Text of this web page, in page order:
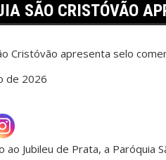
SÃO CRISTÓVÃO
de 2026
ao Jubileu de Prata, a